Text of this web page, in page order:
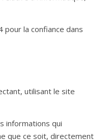
pour la confiance dans
utilisant le site
informations qui
que ce soit, directement